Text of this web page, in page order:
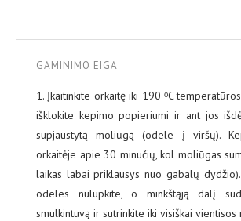
GAMINIMO EIGA
1. Įkaitinkite orkaitę iki 190 ᵒC
išklokite kepimo popieriumi ir ant jos
supjaustytą moliūgą (odele į viršų).
orkaitėje apie 30 minučių, kol moliūgas
laikas labai priklausys nuo gabalų
odeles nulupkite, o minkštąją dalį
smulkintuvą ir sutrinkite iki visiškai vientisos